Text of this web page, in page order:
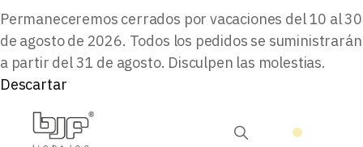
Permaneceremos cerrados por vacaciones del 10 al 30
de agosto de 2026. Todos los pedidos se suministrarán
a partir del 31 de agosto. Disculpen las molestias.
Descartar